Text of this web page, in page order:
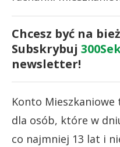
Chcesz być na
Subskrybuj
newsletter!
Konto
dla osób, które w
co najmniej 13 lat i